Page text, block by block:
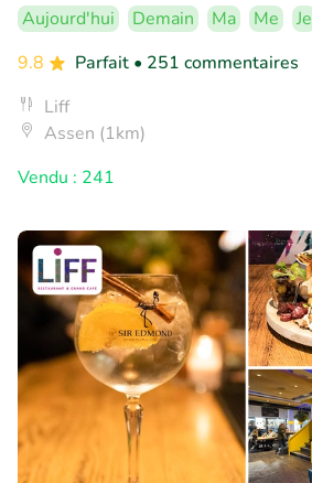
Aujourd'hui Demain Ma Me Je
9.8
Parfait • 251 commentaires
Liff
Assen (1km)
Vendu : 241